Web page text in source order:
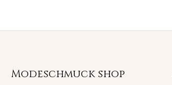
Modeschmuck shop